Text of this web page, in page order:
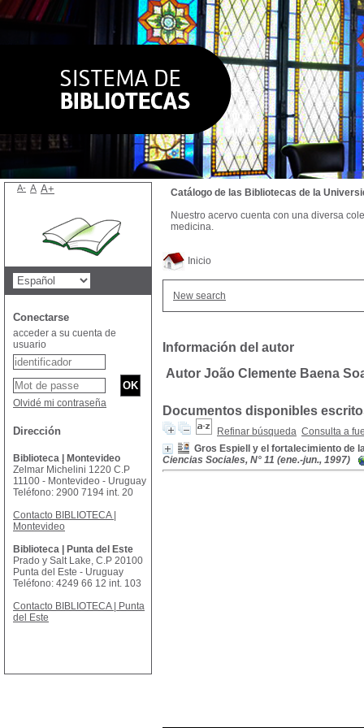
Inicio
New search
Información del autor
Autor João Clemente Baena
Documentos disponibles
Refinar búsqueda Consulta a
Gros Espiell y el fortalecimiento de
Ciencias Sociales, N° 11 (ene.-jun., 1997)
Catálogo de las Bibliotecas de la
Nuestro acervo cuenta con una diversa
medicina.
A- A A+
Conectarse
acceder a su cuenta de
usuario
Olvidé mi contraseña
Dirección
Biblioteca | Montevideo
Zelmar Michelini 1220 C.P
11100 - Montevideo - Uruguay
Teléfono: 2900 7194 int. 20
Contacto BIBLIOTECA |
Montevideo
Biblioteca | Punta del Este
Prado y Salt Lake, C.P 20100
Punta del Este - Uruguay
Teléfono: 4249 66 12 int. 103
Contacto BIBLIOTECA | Punta
del Este